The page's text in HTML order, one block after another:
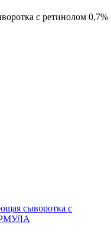
с ретинолом 0,7%